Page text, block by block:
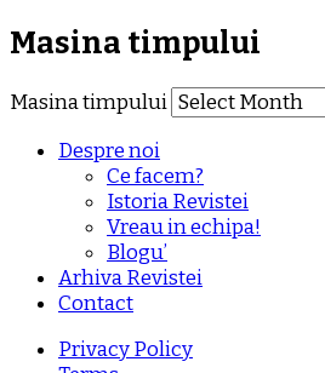
Masina timpului
Masina timpului
Despre noi
Ce facem?
Istoria Revistei
Vreau in echipa!
Blogu’
Arhiva Revistei
Contact
Privacy Policy